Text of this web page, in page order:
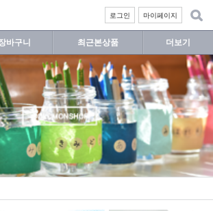
마이페이지
로그인
바구니 최근본상품 더보기